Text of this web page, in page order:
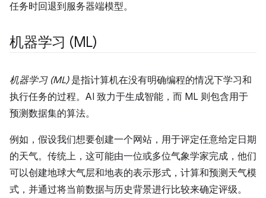
任务时回退到服务器端模型。
机器学习 (ML)
机器学习 (ML)是指计算机在没有明确编程的情况下学习和
执行任务的过程。AI 致力于生成智能，而 ML 则包含用于
预测数据集的算法。
例如，假设我们想要创建一个网站，用于评定任意给定日期
的天气。传统上，这可能由一位或多位气象学家完成，他们
可以创建地球大气层和地表的表示形式，计算和预测天气模
式，并通过将当前数据与历史背景进行比较来确定评级。